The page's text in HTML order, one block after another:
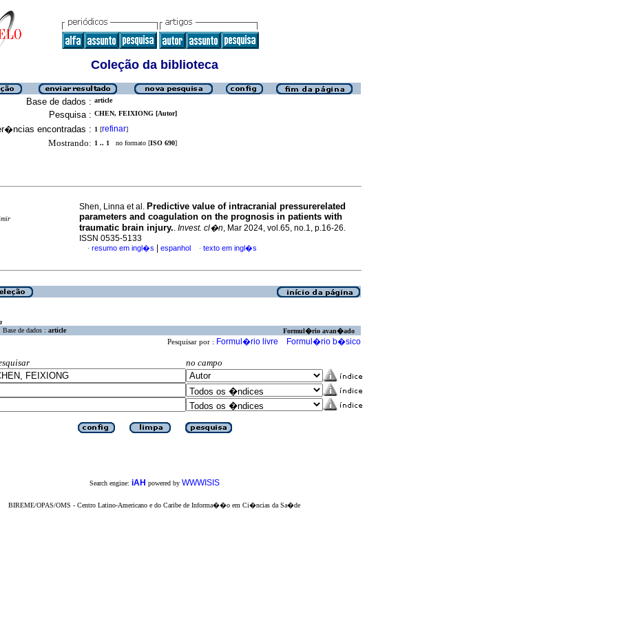
Coleção da biblioteca
Base de dados : article
Pesquisa : CHEN, FEIXIONG [Autor]
encontradas : 1 [refinar]
Mostrando: 1 .. 1 no formato [ISO 690]
Shen, Linna et al. Predictive value of intracranial pressurerelated
parameters and coagulation on the prognosis in patients with
traumatic brain injury.. Invest. cl�n, Mar 2024, vol.65, no.1, p.16-26.
ISSN 0535-5133
· resumo em ingl�s espanhol · texto em ingl�s
Base de dados : article Formul�rio avan�ado
Pesquisar por : Formul�rio livre Formul�rio b�sico
no campo
Search engine: iAH powered by WWWISIS
BIREME/OPAS/OMS - Centro Latino-Americano e do Caribe de Informa��o em Ci�ncias da Sa�de